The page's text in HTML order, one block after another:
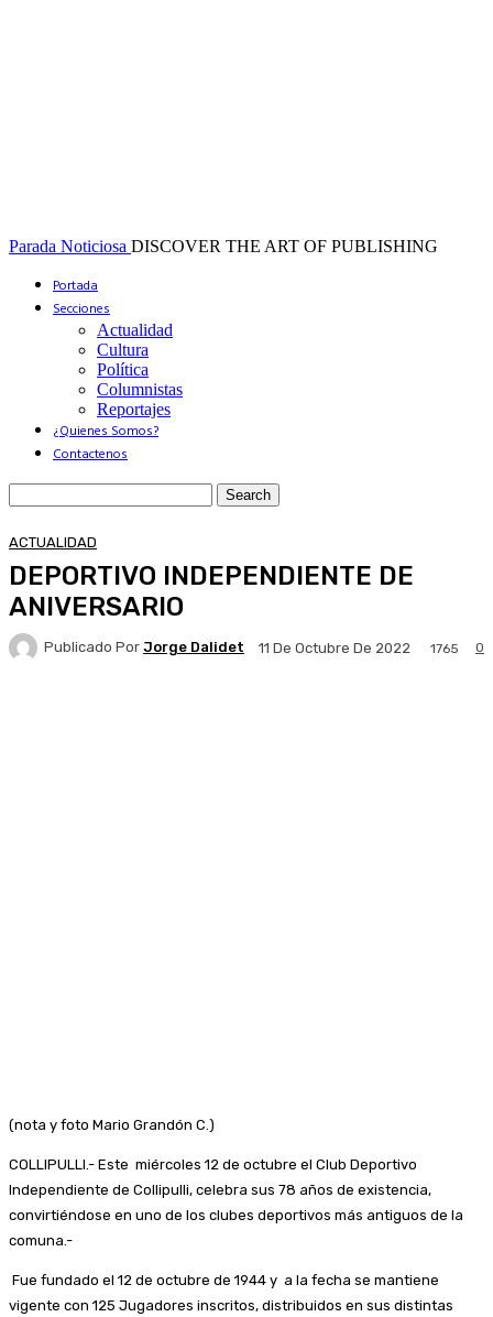
Parada Noticiosa DISCOVER THE ART OF PUBLISHING
Portada
Secciones
Actualidad
Cultura
Política
Columnistas
Reportajes
¿Quienes Somos?
Contactenos
ACTUALIDAD
DEPORTIVO INDEPENDIENTE DE
ANIVERSARIO
Publicado Por Jorge Dalidet 11 De Octubre De 2022 0
1765
(nota y foto Mario Grandón C.)
COLLIPULLI.- Este miércoles 12 de octubre el Club Deportivo
Independiente de Collipulli, celebra sus 78 años de existencia,
convirtiéndose en uno de los clubes deportivos más antiguos de la
comuna.-
Fue fundado el 12 de octubre de 1944 y a la fecha se mantiene
vigente con 125 Jugadores inscritos, distribuidos en sus distintas